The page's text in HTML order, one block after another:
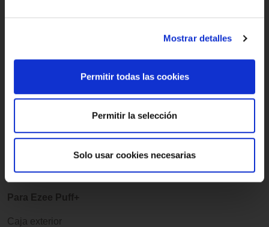
Mostrar detalles
Permitir todas las cookies
Permitir la selección
Solo usar cookies necesarias
Código de material: 07 Other
Manual e inserto
Código de material: PAP 22
Reciclaje: Papel y cartón
Para Ezee Puff+
Caja exterior